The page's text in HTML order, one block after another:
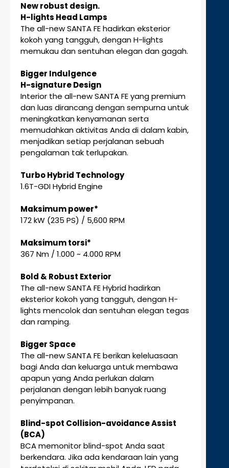
New robust design.
H-lights Head Lamps
The all-new SANTA FE hadirkan eksterior
kokoh yang tangguh, dengan H-lights
memukau dan sentuhan elegan dan gagah.
Bigger Indulgence
H-signature Design
Interior the all-new SANTA FE yang premium
dan luas dirancang dengan sempurna untuk
meningkatkan kenyamanan serta
memudahkan aktivitas Anda di dalam kabin,
menjadikan setiap perjalanan sebuah
pengalaman tak terlupakan.
Turbo Hybrid Technology
1.6T-GDI Hybrid Engine
Maksimum power*
172 kW (235 PS) / 5,600 RPM
Maksimum torsi*
367 Nm / 1.000 ~ 4.000 RPM
Bold & Robust Exterior
The all-new SANTA FE Hybrid hadirkan
eksterior kokoh yang tangguh, dengan H-
lights mencolok dan sentuhan elegan tegas
dan ramping.
Bigger Space
The all-new SANTA FE berikan keleluasaan
bagi Anda dan keluarga untuk membawa
apapun yang Anda perlukan dalam
perjalanan dengan lebih banyak ruang
penyimpanan.
Blind-spot Collision-avoidance Assist
(BCA)
BCA memonitor blind-spot Anda saat
berkendara. Jika ada kendaraan lain yang